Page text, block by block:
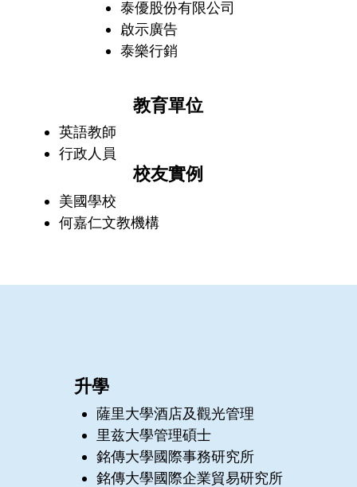
泰優股份有限公司
啟示廣告
泰樂行銷
教育單位
英語教師
行政人員
校友實例
美國學校
何嘉仁文教機構
升學
薩里大學酒店及觀光管理
里兹大學管理碩士
銘傳大學國際事務研究所
銘傳大學國際企業貿易研究所